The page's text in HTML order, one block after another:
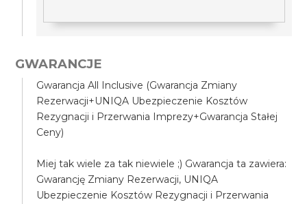
GWARANCJE
Gwarancja All Inclusive (Gwarancja Zmiany
Rezerwacji+UNIQA Ubezpieczenie Kosztów
Rezygnacji i Przerwania Imprezy+Gwarancja Stałej
Ceny)
Miej tak wiele za tak niewiele ;) Gwarancja ta zawiera:
Gwarancję Zmiany Rezerwacji, UNIQA
Ubezpieczenie Kosztów Rezygnacji i Przerwania